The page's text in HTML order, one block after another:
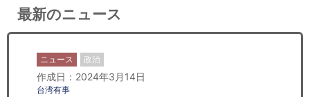
最新のニュース
ニュース 政治
作成日：2024年3月14日
台湾有事